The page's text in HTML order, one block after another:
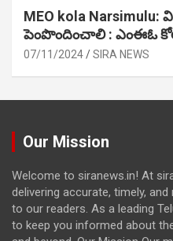
MEO kola Narsimulu:
పెంపొందించాలి : ఎంఈఓ
07/11/2024 SIRA NEWS
Our Mission
Welcome to siranews.in! At
delivering accurate, timely,
to our readers. As a leading
to keep you informed about